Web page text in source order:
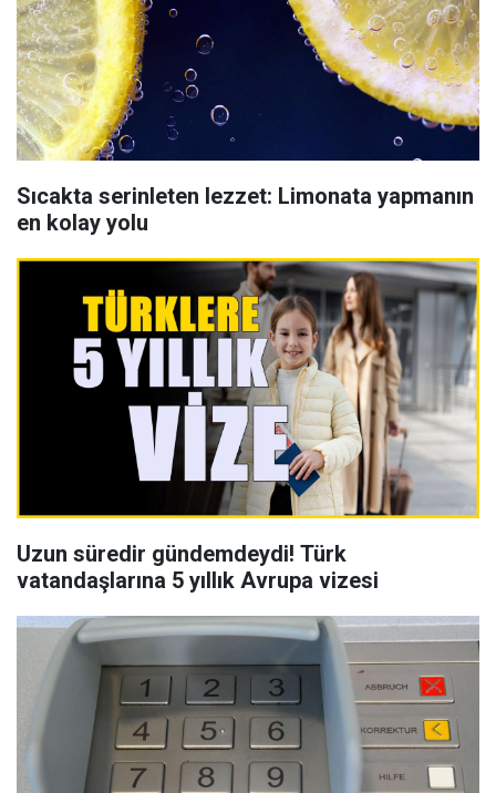
Sıcakta serinleten lezzet: Limonata yapmanın
en kolay yolu
Uzun süredir gündemdeydi! Türk
vatandaşlarına 5 yıllık Avrupa vizesi